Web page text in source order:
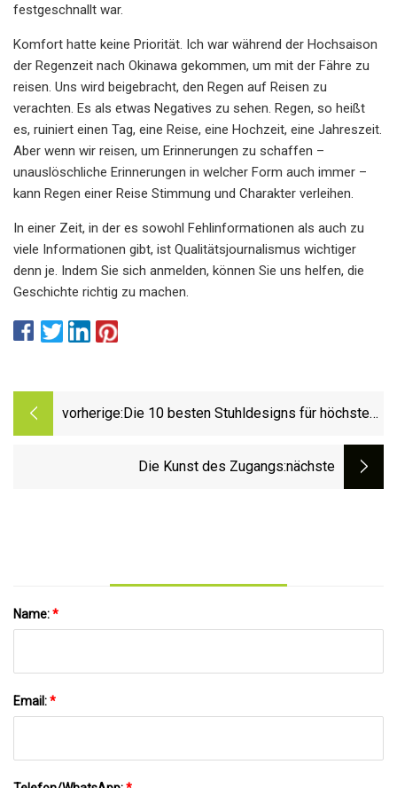
festgeschnallt war.
Komfort hatte keine Priorität. Ich war während der Hochsaison
der Regenzeit nach Okinawa gekommen, um mit der Fähre zu
reisen. Uns wird beigebracht, den Regen auf Reisen zu
verachten. Es als etwas Negatives zu sehen. Regen, so heißt
es, ruiniert einen Tag, eine Reise, eine Hochzeit, eine Jahreszeit.
Aber wenn wir reisen, um Erinnerungen zu schaffen –
unauslöschliche Erinnerungen in welcher Form auch immer –
kann Regen einer Reise Stimmung und Charakter verleihen.
In einer Zeit, in der es sowohl Fehlinformationen als auch zu
viele Informationen gibt, ist Qualitätsjournalismus wichtiger
denn je. Indem Sie sich anmelden, können Sie uns helfen, die
Geschichte richtig zu machen.
vorherige: Die 10 besten Stuhldesigns für höchsten
Entspannen
Die Kunst des Zugangs:nächste
Name:*
Email:*